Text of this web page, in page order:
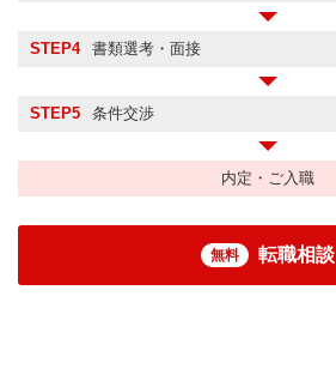
STEP4 書類選考・面接
STEP5 条件交渉
内定・ご入職
無料 転職相談